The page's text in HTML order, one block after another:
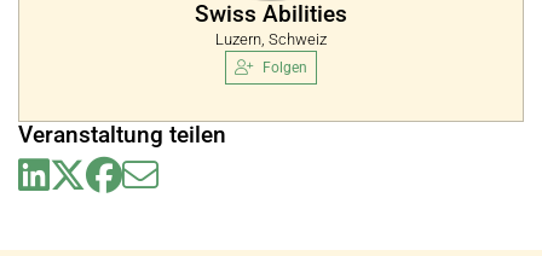
Swiss Abilities
Luzern, Schweiz
Folgen
Veranstaltung teilen